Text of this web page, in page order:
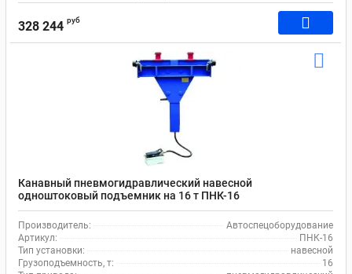
328 244 руб
Канавный пневмогидравлический навесной
одноштоковый подъемник на 16 т ПНК-16
Производитель:
Автоспецоборудование
Артикул:
ПНК-16
Тип установки:
навесной
Грузоподъемность, т:
16